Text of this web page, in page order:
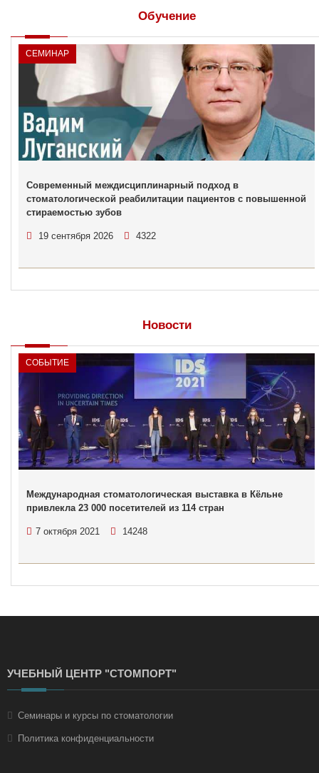
Обучение
СЕМИНАР
Современный междисциплинарный подход в
стоматологической реабилитации пациентов с повышенной
стираемостью зубов
19 сентября 2026 4322
Новости
СОБЫТИЕ
Международная стоматологическая выставка в Кёльне
привлекла 23 000 посетителей из 114 стран
7 октября 2021 14248
УЧЕБНЫЙ ЦЕНТР "СТОМПОРТ"
Семинары и курсы по стоматологии
Политика конфиденциальности